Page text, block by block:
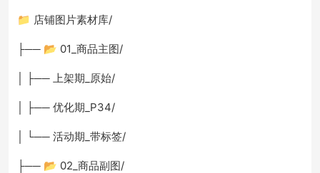
📁 店铺图片素材库/
├── 📂 01_商品主图/
│ ├── 上架期_原始/
│ ├── 优化期_P34/
│ └── 活动期_带标签/
├── 📂 02_商品副图/